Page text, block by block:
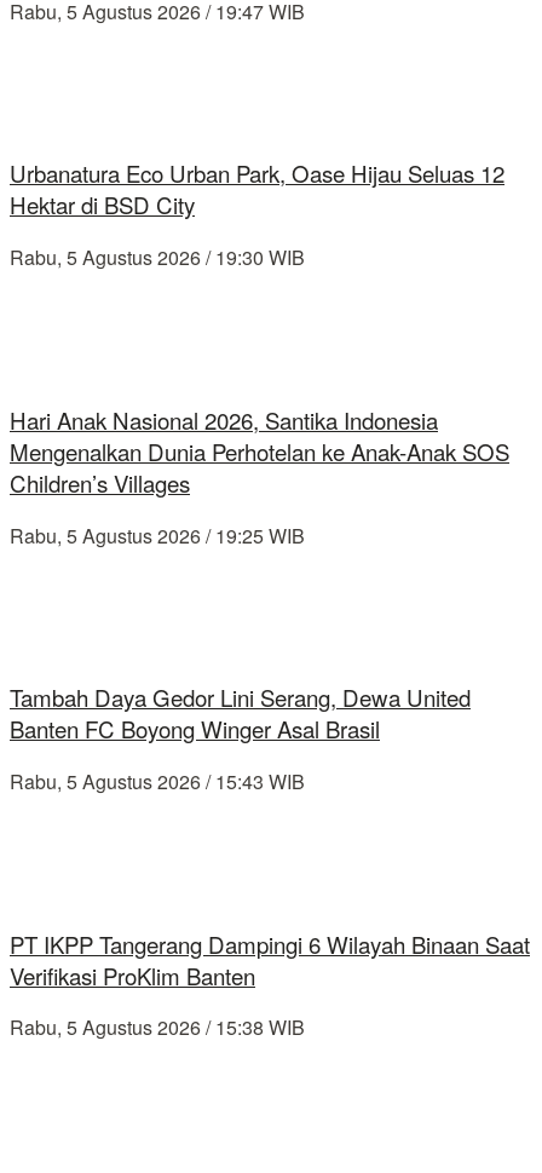
Rabu, 5 Agustus 2026 / 19:47 WIB
Urbanatura Eco Urban Park, Oase Hijau Seluas 12
Hektar di BSD City
Rabu, 5 Agustus 2026 / 19:30 WIB
Hari Anak Nasional 2026, Santika Indonesia
Mengenalkan Dunia Perhotelan ke Anak-Anak SOS
Children’s Villages
Rabu, 5 Agustus 2026 / 19:25 WIB
Tambah Daya Gedor Lini Serang, Dewa United
Banten FC Boyong Winger Asal Brasil
Rabu, 5 Agustus 2026 / 15:43 WIB
PT IKPP Tangerang Dampingi 6 Wilayah Binaan Saat
Verifikasi ProKlim Banten
Rabu, 5 Agustus 2026 / 15:38 WIB